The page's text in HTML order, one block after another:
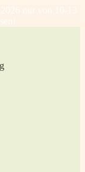
nur von 10-13